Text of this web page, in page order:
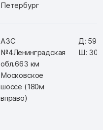
Петербург
АЗС
№4Ленинградская
обл.663 км
Московское
шоссе (180м
вправо)
Д:
Ш: